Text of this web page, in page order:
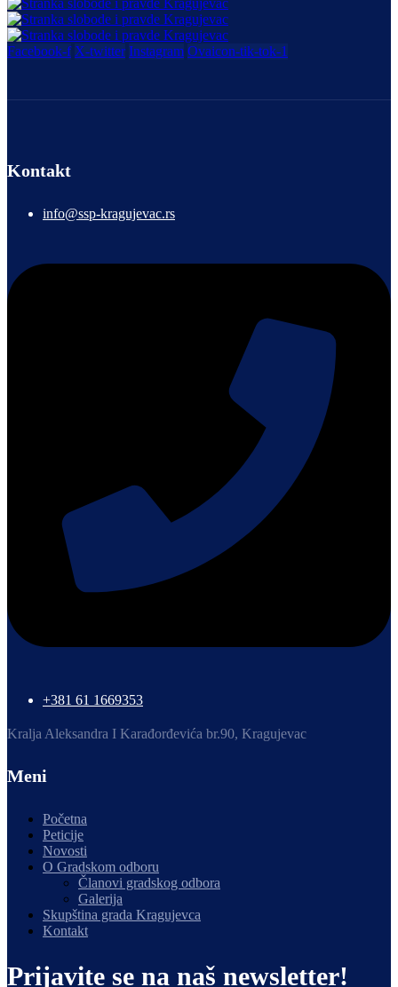
Facebook-f X-twitter Instagram Ovaicon-tik-tok-1
Kontakt
info@ssp-kragujevac.rs
+381 61 1669353
Kralja Aleksandra I Karađorđevića br.90, Kragujevac
Meni
Početna
Peticije
Novosti
O Gradskom odboru
Članovi gradskog odbora
Galerija
Skupština grada Kragujevca
Kontakt
Prijavite se na naš newsletter!